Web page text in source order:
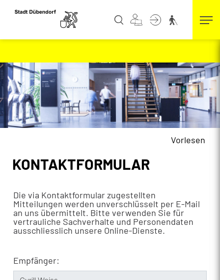
Kopfzeile
Vorlesen
Inhalt
KONTAKTFORMULAR
Die via Kontaktformular zugestellten
Mitteilungen werden unverschlüsselt per E-Mail
an uns übermittelt. Bitte verwenden Sie für
vertrauliche Sachverhalte und Personendaten
ausschliesslich unsere Online-Dienste.
Empfänger: